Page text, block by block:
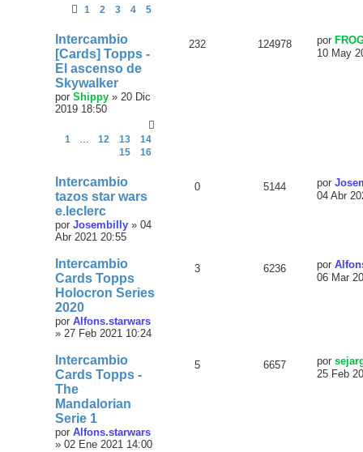
1 2 3 4 5
Intercambio
[Cards] Topps -
El ascenso de
Skywalker
por Shippy » 20 Dic
2019 18:50
1 … 12 13
14
15
16
232 124978 por
10 May
Intercambio
tazos star wars
e.leclerc
por Josembilly » 04
Abr 2021 20:55
0 5144 por
04 Abr
Intercambio
Cards Topps
Holocron Series
2020
por Alfons.starwars
» 27 Feb 2021 10:24
3 6236 por
06 Mar
Intercambio
Cards Topps -
The
Mandalorian
Serie 1
por Alfons.starwars
» 02 Ene 2021 14:00
5 6657 por
25 Feb